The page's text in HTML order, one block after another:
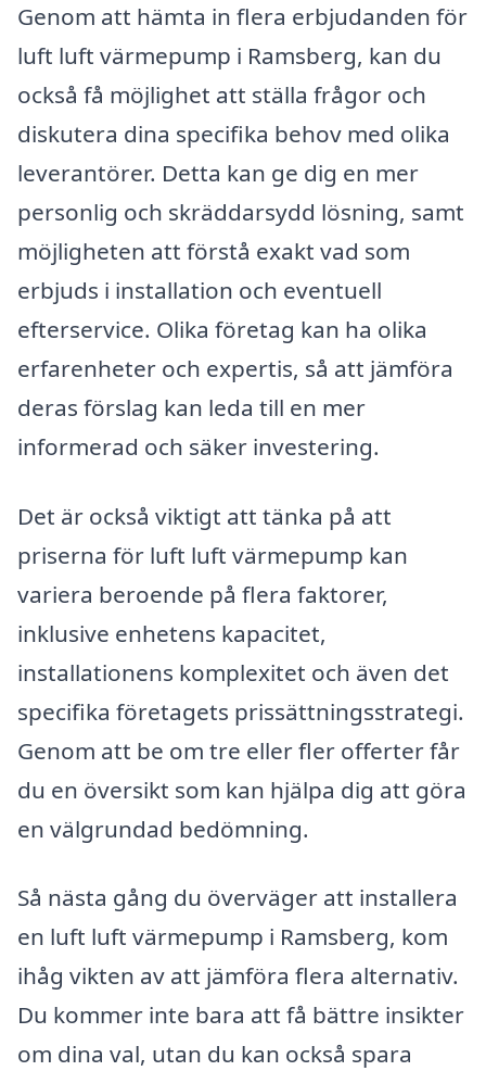
Genom att hämta in flera erbjudanden för
luft luft värmepump i Ramsberg, kan du
också få möjlighet att ställa frågor och
diskutera dina specifika behov med olika
leverantörer. Detta kan ge dig en mer
personlig och skräddarsydd lösning, samt
möjligheten att förstå exakt vad som
erbjuds i installation och eventuell
efterservice. Olika företag kan ha olika
erfarenheter och expertis, så att jämföra
deras förslag kan leda till en mer
informerad och säker investering.
Det är också viktigt att tänka på att
priserna för luft luft värmepump kan
variera beroende på flera faktorer,
inklusive enhetens kapacitet,
installationens komplexitet och även det
specifika företagets prissättningsstrategi.
Genom att be om tre eller fler offerter får
du en översikt som kan hjälpa dig att göra
en välgrundad bedömning.
Så nästa gång du överväger att installera
en luft luft värmepump i Ramsberg, kom
ihåg vikten av att jämföra flera alternativ.
Du kommer inte bara att få bättre insikter
om dina val, utan du kan också spara